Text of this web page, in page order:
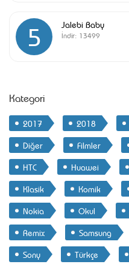
5 Jalebi Baby
İndir: 13499
Kategori
2017 2018
Diğer
Filmler
HTC
Huawei
Klasik
Komik
Nokia
Okul
Remix
Samsung
Sony
Türkçe